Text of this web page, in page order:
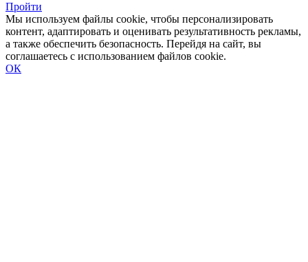
Пройти
Мы используем файлы cookie, чтобы персонализировать
контент, адаптировать и оценивать результативность рекламы,
а также обеспечить безопасность. Перейдя на сайт, вы
соглашаетесь с использованием файлов cookie.
ОК